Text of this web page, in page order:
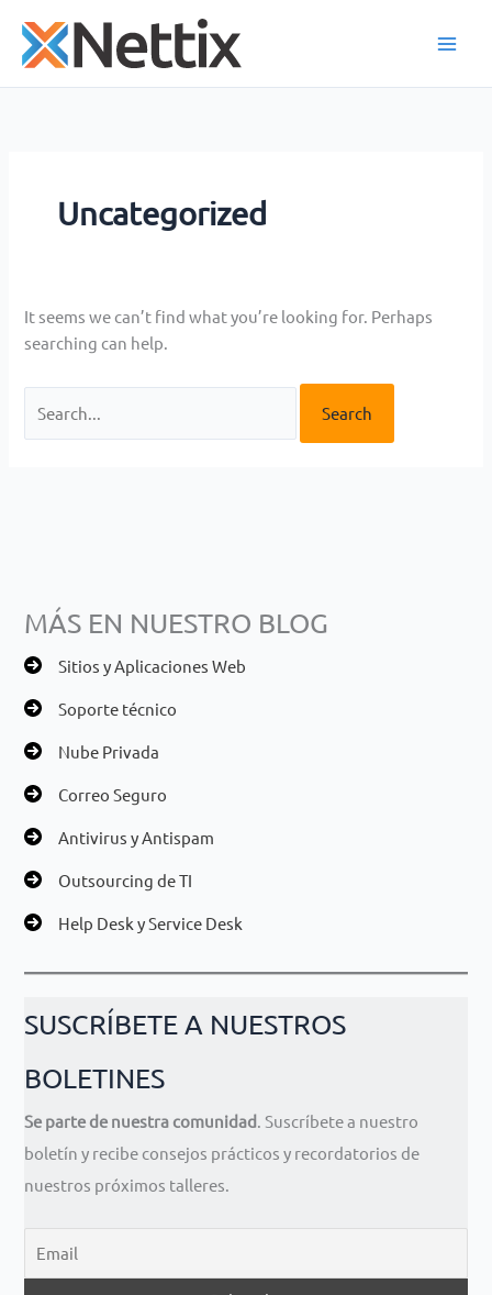
content
Uncategorized
It seems we can’t find what you’re looking for. Perhaps
searching can help.
for:
MÁS EN NUESTRO BLOG
Sitios y Aplicaciones Web
Soporte técnico
Nube Privada
Correo Seguro
Antivirus y Antispam
Outsourcing de TI
Help Desk y Service Desk
SUSCRÍBETE A NUESTROS
BOLETINES
Se parte de nuestra comunidad. Suscríbete a nuestro
boletín y recibe consejos prácticos y recordatorios de
nuestros próximos talleres.